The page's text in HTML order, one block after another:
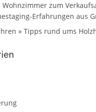
Wohnzimmer zum
Erfahrungen aus
» Tipps rund ums